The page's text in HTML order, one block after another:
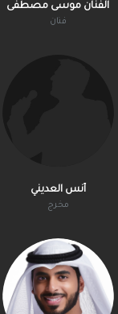
أنس العديني
مخرج
الفنان موسى مصطفى
فنان